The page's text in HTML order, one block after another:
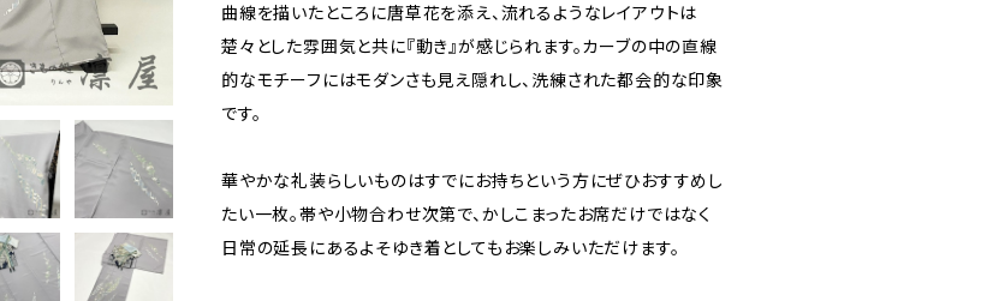
曲線を描いたところに唐草花を添え、流れるようなレイアウトは
楚々とした雰囲気と共に『動き』が感じられます。カーブの中の直線
的なモチーフにはモダンさも見え隠れし、洗練された都会的な印象
です。
華やかな礼装らしいものはすでにお持ちという方にぜひおすすめし
たい一枚。帯や小物合わせ次第で、かしこまったお席だけではなく
日常の延長にあるよそゆき着としてもお楽しみいただけます。